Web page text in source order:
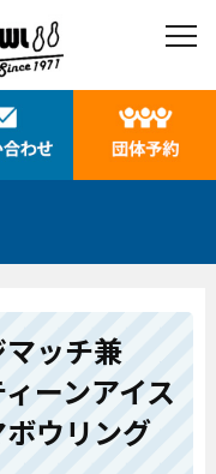
ッチ兼
ーンアイス
ウリング